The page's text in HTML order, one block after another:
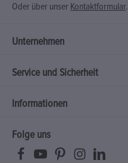
Oder über unser Kontaktformular.
Unternehmen
Service und Sicherheit
Informationen
Folge uns